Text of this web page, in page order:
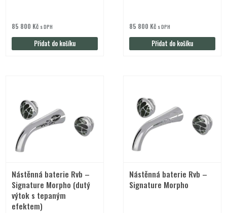
85 800 Kč s DPH
Přidat do košíku
85 800 Kč s DPH
Přidat do košíku
Nástěnná baterie Rvb –
Signature Morpho (dutý
výtok s tepaným
efektem)
Nástěnná baterie Rvb –
Signature Morpho